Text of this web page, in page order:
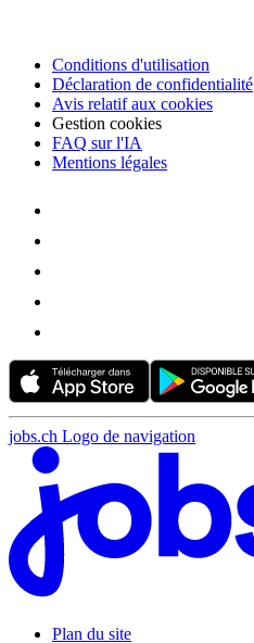
Conditions d'utilisation
Déclaration de confidentialité
Avis relatif aux cookies
Gestion cookies
FAQ sur l'IA
Mentions légales
jobs.ch Logo de navigation
Plan du site